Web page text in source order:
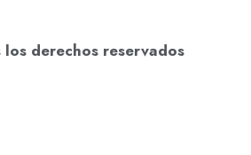
derechos reservados